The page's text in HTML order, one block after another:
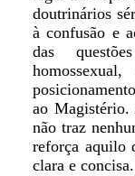
doutrinários
à confusão e
das
ao Magistério.
não traz
reforça aquilo
clara e concisa.